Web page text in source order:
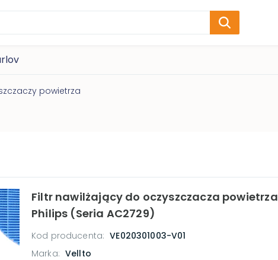
powietrza
Filtr nawilżający do oczyszczacza powietrza
Philips (Seria AC2729)
Kod producenta: VE020301003-V01
Marka: Vellto